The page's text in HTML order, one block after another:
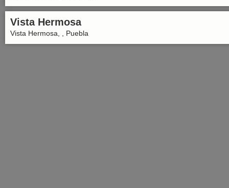
Vista Hermosa
Vista Hermosa, , Puebla